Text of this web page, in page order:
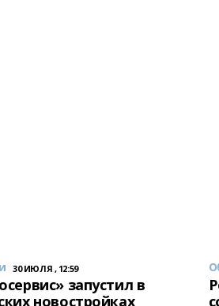
30 ИЮЛЯ , 12:59
запустил в
новостройках